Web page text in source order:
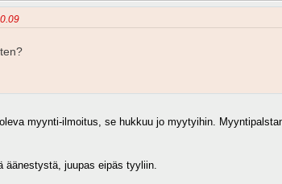
myynti-ilmoitus, se hukkuu jo myytyihin.
äänestystä, juupas eipäs tyyliin.